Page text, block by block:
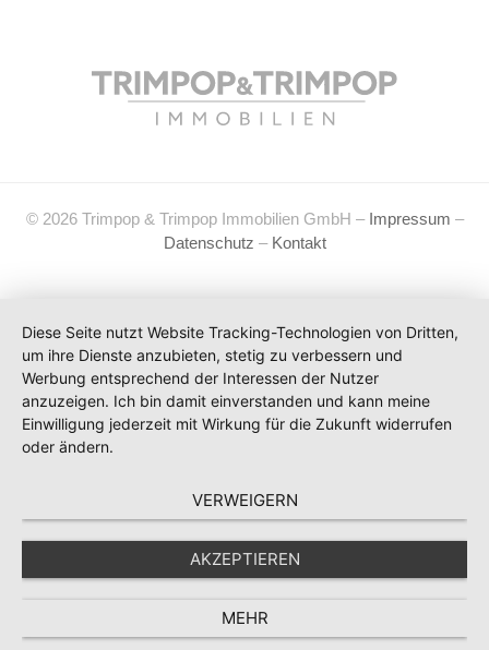
© 2026 Trimpop & Trimpop Immobilien GmbH – Impressum –
Datenschutz – Kontakt
Diese Seite nutzt Website Tracking-Technologien von Dritten,
um ihre Dienste anzubieten, stetig zu verbessern und
Werbung entsprechend der Interessen der Nutzer
anzuzeigen. Ich bin damit einverstanden und kann meine
Einwilligung jederzeit mit Wirkung für die Zukunft widerrufen
oder ändern.
VERWEIGERN
AKZEPTIEREN
MEHR